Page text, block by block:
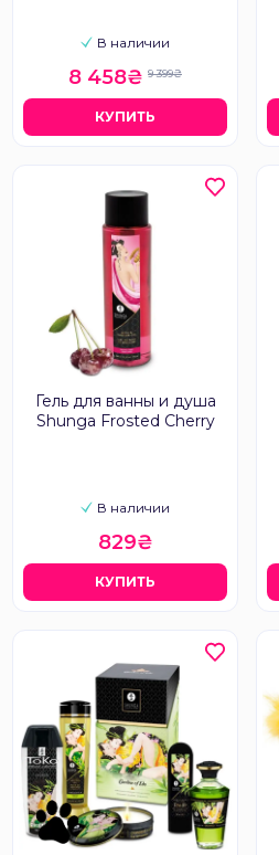
В наличии
8 458₴ 9 399₴
КУПИТЬ
Гель для ванны и душа
Shunga Frosted Cherry
В наличии
829₴
КУПИТЬ